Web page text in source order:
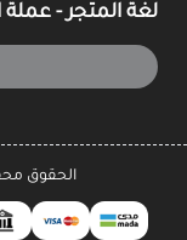
لغة المتجر - عملة
الحقوق